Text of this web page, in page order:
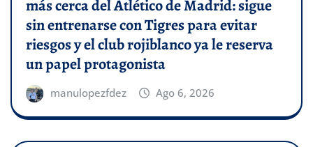
más cerca del Atlético de Madrid: sigue
sin entrenarse con Tigres para evitar
riesgos y el club rojiblanco ya le reserva
un papel protagonista
manulopezfdez Ago 6, 2026